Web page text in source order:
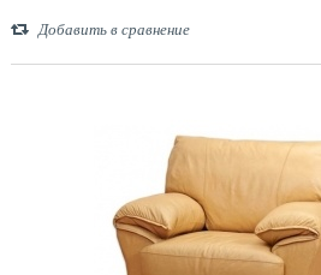
Добавить в сравнение